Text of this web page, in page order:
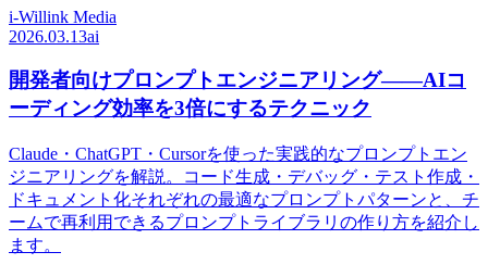
i-Willink Media
2026.03.13ai
開発者向けプロンプトエンジニアリング——AIコ
ーディング効率を3倍にするテクニック
Claude・ChatGPT・Cursorを使った実践的なプロンプトエン
ジニアリングを解説。コード生成・デバッグ・テスト作成・
ドキュメント化それぞれの最適なプロンプトパターンと、チ
ームで再利用できるプロンプトライブラリの作り方を紹介し
ます。